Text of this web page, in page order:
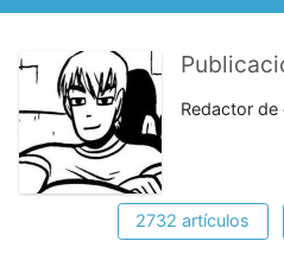
Redactor
2732 artículos